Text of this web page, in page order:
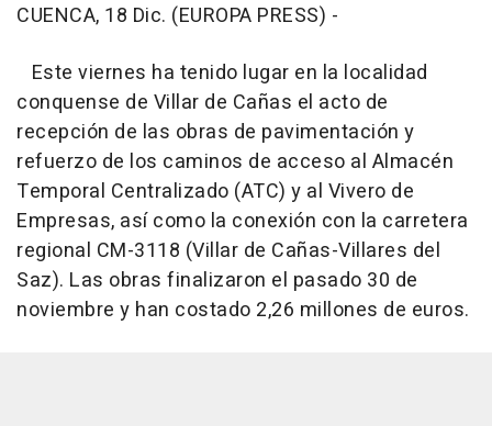
CUENCA, 18 Dic. (EUROPA PRESS) -
Este viernes ha tenido lugar en la localidad
conquense de Villar de Cañas el acto de
recepción de las obras de pavimentación y
refuerzo de los caminos de acceso al Almacén
Temporal Centralizado (ATC) y al Vivero de
Empresas, así como la conexión con la carretera
regional CM-3118 (Villar de Cañas-Villares del
Saz). Las obras finalizaron el pasado 30 de
noviembre y han costado 2,26 millones de euros.